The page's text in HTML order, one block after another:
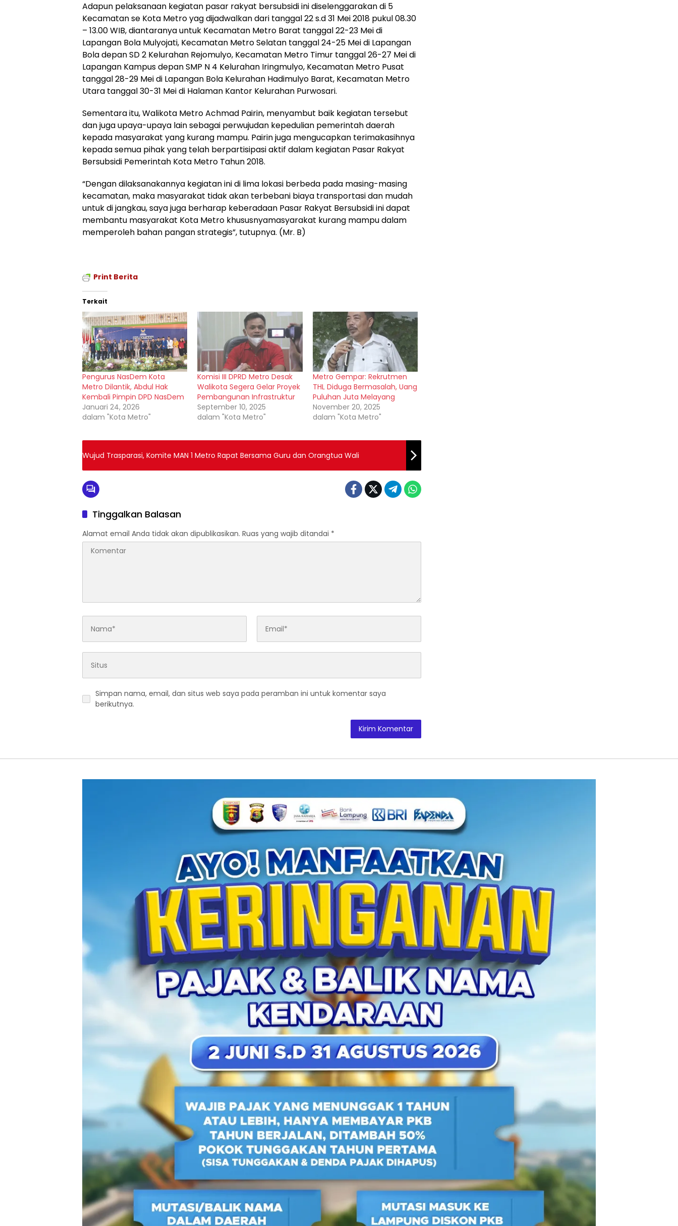
Adapun pelaksanaan kegiatan pasar rakyat bersubsidi ini diselenggarakan di 5
Kecamatan se Kota Metro yag dijadwalkan dari tanggal 22 s.d 31 Mei 2018 pukul 08.30
– 13.00 WIB, diantaranya untuk Kecamatan Metro Barat tanggal 22-23 Mei di
Lapangan Bola Mulyojati, Kecamatan Metro Selatan tanggal 24-25 Mei di Lapangan
Bola depan SD 2 Kelurahan Rejomulyo, Kecamatan Metro Timur tanggal 26-27 Mei di
Lapangan Kampus depan SMP N 4 Kelurahan Iringmulyo, Kecamatan Metro Pusat
tanggal 28-29 Mei di Lapangan Bola Kelurahan Hadimulyo Barat, Kecamatan Metro
Utara tanggal 30-31 Mei di Halaman Kantor Kelurahan Purwosari.
Sementara itu, Walikota Metro Achmad Pairin, menyambut baik kegiatan tersebut
dan juga upaya-upaya lain sebagai perwujudan kepedulian pemerintah daerah
kepada masyarakat yang kurang mampu. Pairin juga mengucapkan terimakasihnya
kepada semua pihak yang telah berpartisipasi aktif dalam kegiatan Pasar Rakyat
Bersubsidi Pemerintah Kota Metro Tahun 2018.
“Dengan dilaksanakannya kegiatan ini di lima lokasi berbeda pada masing-masing
kecamatan, maka masyarakat tidak akan terbebani biaya transportasi dan mudah
untuk di jangkau, saya juga berharap keberadaan Pasar Rakyat Bersubsidi ini dapat
membantu masyarakat Kota Metro khususnyamasyarakat kurang mampu dalam
memperoleh bahan pangan strategis”, tutupnya. (Mr. B)
Print Berita
Terkait
Pengurus NasDem Kota
Metro Dilantik, Abdul Hak
Kembali Pimpin DPD NasDem
Januari 24, 2026
dalam "Kota Metro"
Komisi III DPRD Metro Desak
Walikota Segera Gelar Proyek
Pembangunan Infrastruktur
September 10, 2025
dalam "Kota Metro"
Metro Gempar: Rekrutmen
THL Diduga Bermasalah, Uang
Puluhan Juta Melayang
November 20, 2025
dalam "Kota Metro"
Wujud Trasparasi, Komite MAN 1 Metro Rapat Bersama Guru dan Orangtua Wali
Tinggalkan Balasan
Alamat email Anda tidak akan dipublikasikan. Ruas yang wajib ditandai *
Simpan nama, email, dan situs web saya pada peramban ini untuk komentar saya
berikutnya.